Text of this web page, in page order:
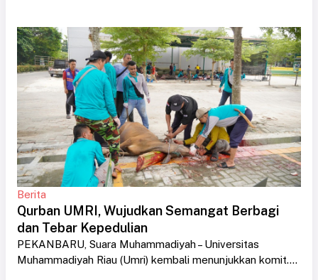
Berita
Qurban UMRI, Wujudkan Semangat Berbagi
dan Tebar Kepedulian
PEKANBARU, Suara Muhammadiyah – Universitas
Muhammadiyah Riau (Umri) kembali menunjukkan komit....